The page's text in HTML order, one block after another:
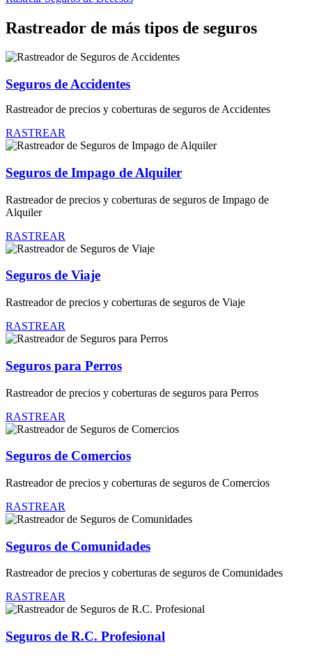
Rastreador de más tipos de seguros
Seguros de Accidentes
Rastreador de precios y coberturas de seguros de Accidentes
RASTREAR
Seguros de Impago de Alquiler
Rastreador de precios y coberturas de seguros de Impago de
Alquiler
RASTREAR
Seguros de Viaje
Rastreador de precios y coberturas de seguros de Viaje
RASTREAR
Seguros para Perros
Rastreador de precios y coberturas de seguros para Perros
RASTREAR
Seguros de Comercios
Rastreador de precios y coberturas de seguros de Comercios
RASTREAR
Seguros de Comunidades
Rastreador de precios y coberturas de seguros de Comunidades
RASTREAR
Seguros de R.C. Profesional